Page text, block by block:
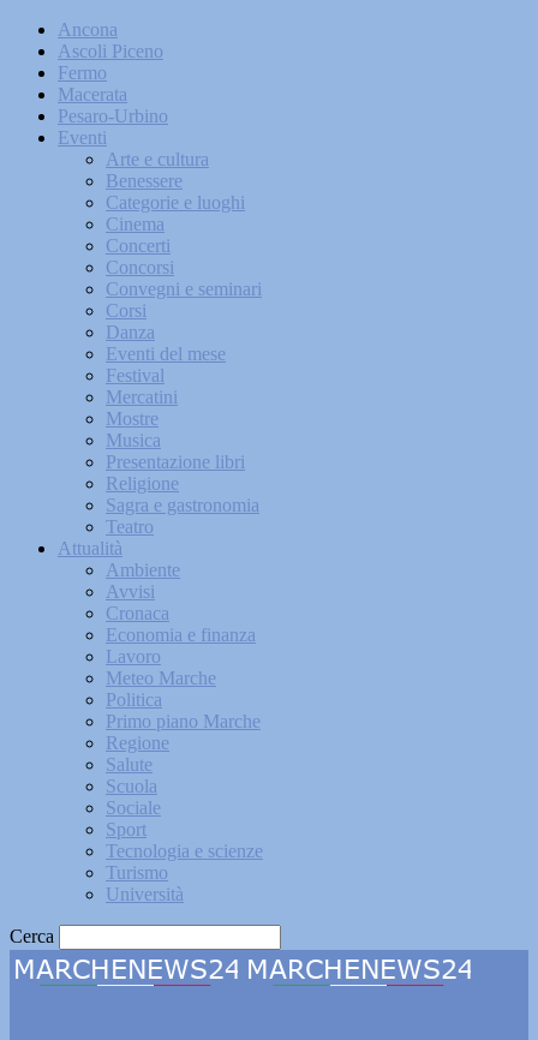
Ancona
Ascoli Piceno
Fermo
Macerata
Pesaro-Urbino
Eventi
Arte e cultura
Benessere
Categorie e luoghi
Cinema
Concerti
Concorsi
Convegni e seminari
Corsi
Danza
Eventi del mese
Festival
Mercatini
Mostre
Musica
Presentazione libri
Religione
Sagra e gastronomia
Teatro
Attualità
Ambiente
Avvisi
Cronaca
Economia e finanza
Lavoro
Meteo Marche
Politica
Primo piano Marche
Regione
Salute
Scuola
Sociale
Sport
Tecnologia e scienze
Turismo
Università
Cerca